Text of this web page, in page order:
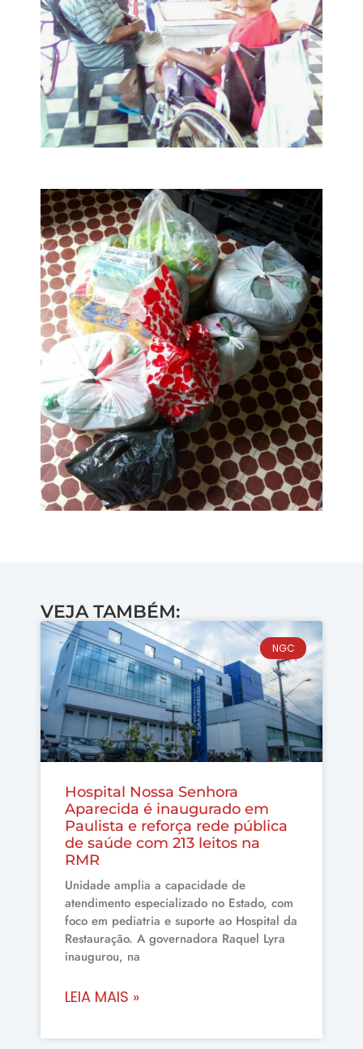
VEJA TAMBÉM:
NGC
Hospital Nossa Senhora
Aparecida é inaugurado em
Paulista e reforça rede pública
de saúde com 213 leitos na
RMR
Unidade amplia a capacidade de
atendimento especializado no Estado, com
foco em pediatria e suporte ao Hospital da
Restauração. A governadora Raquel Lyra
inaugurou, na
LEIA MAIS »